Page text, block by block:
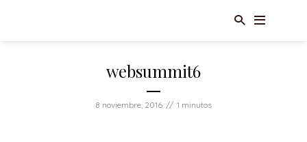
websummit6
8 noviembre, 2016 1 minutos